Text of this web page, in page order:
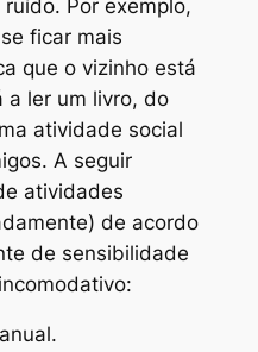
Por exemplo,
ficar mais
que o vizinho está
a ler um livro, do
atividade social
A seguir
atividades
de acordo
de sensibilidade